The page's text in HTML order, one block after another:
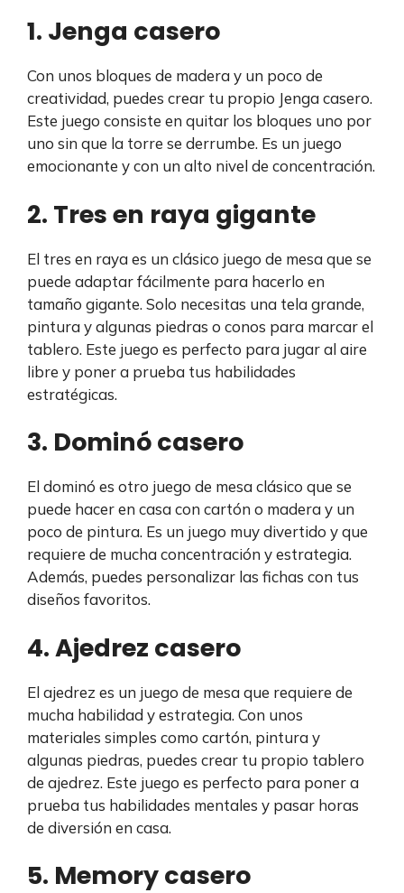
1. Jenga casero
Con unos bloques de madera y un poco de
creatividad, puedes crear tu propio Jenga casero.
Este juego consiste en quitar los bloques uno por
uno sin que la torre se derrumbe. Es un juego
emocionante y con un alto nivel de concentración.
2. Tres en raya gigante
El tres en raya es un clásico juego de mesa que se
puede adaptar fácilmente para hacerlo en
tamaño gigante. Solo necesitas una tela grande,
pintura y algunas piedras o conos para marcar el
tablero. Este juego es perfecto para jugar al aire
libre y poner a prueba tus habilidades
estratégicas.
3. Dominó casero
El dominó es otro juego de mesa clásico que se
puede hacer en casa con cartón o madera y un
poco de pintura. Es un juego muy divertido y que
requiere de mucha concentración y estrategia.
Además, puedes personalizar las fichas con tus
diseños favoritos.
4. Ajedrez casero
El ajedrez es un juego de mesa que requiere de
mucha habilidad y estrategia. Con unos
materiales simples como cartón, pintura y
algunas piedras, puedes crear tu propio tablero
de ajedrez. Este juego es perfecto para poner a
prueba tus habilidades mentales y pasar horas
de diversión en casa.
5. Memory casero